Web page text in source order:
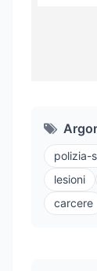
polizia-
lesioni
carcere